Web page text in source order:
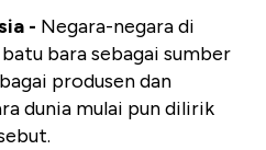
- Negara-negara di
bara sebagai sumber
produsen dan
dunia mulai pun dilirik